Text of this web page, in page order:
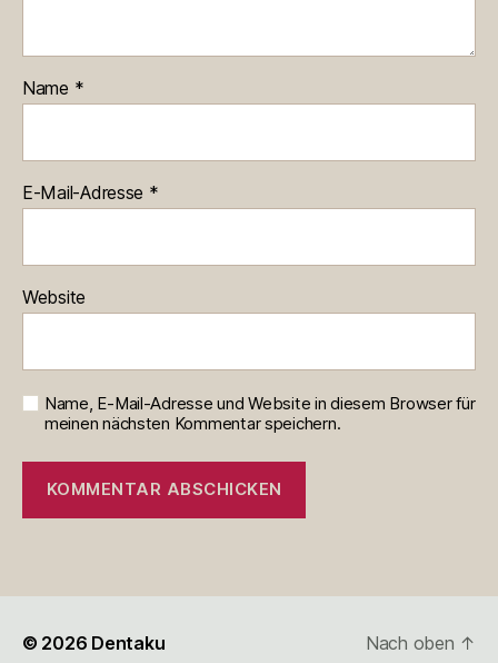
Name *
E-Mail-Adresse *
Website
Name, E-Mail-Adresse und Website in diesem Browser für
meinen nächsten Kommentar speichern.
© 2026 Dentaku Nach oben ↑